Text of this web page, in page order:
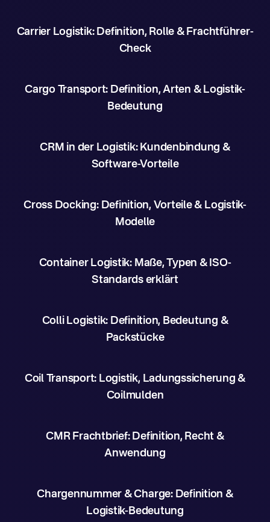
Carrier Logistik: Definition, Rolle & Frachtführer-
Check
Cargo Transport: Definition, Arten & Logistik-
Bedeutung
CRM in der Logistik: Kundenbindung &
Software-Vorteile
Cross Docking: Definition, Vorteile & Logistik-
Modelle
Container Logistik: Maße, Typen & ISO-
Standards erklärt
Colli Logistik: Definition, Bedeutung &
Packstücke
Coil Transport: Logistik, Ladungssicherung &
Coilmulden
CMR Frachtbrief: Definition, Recht &
Anwendung
Chargennummer & Charge: Definition &
Logistik-Bedeutung